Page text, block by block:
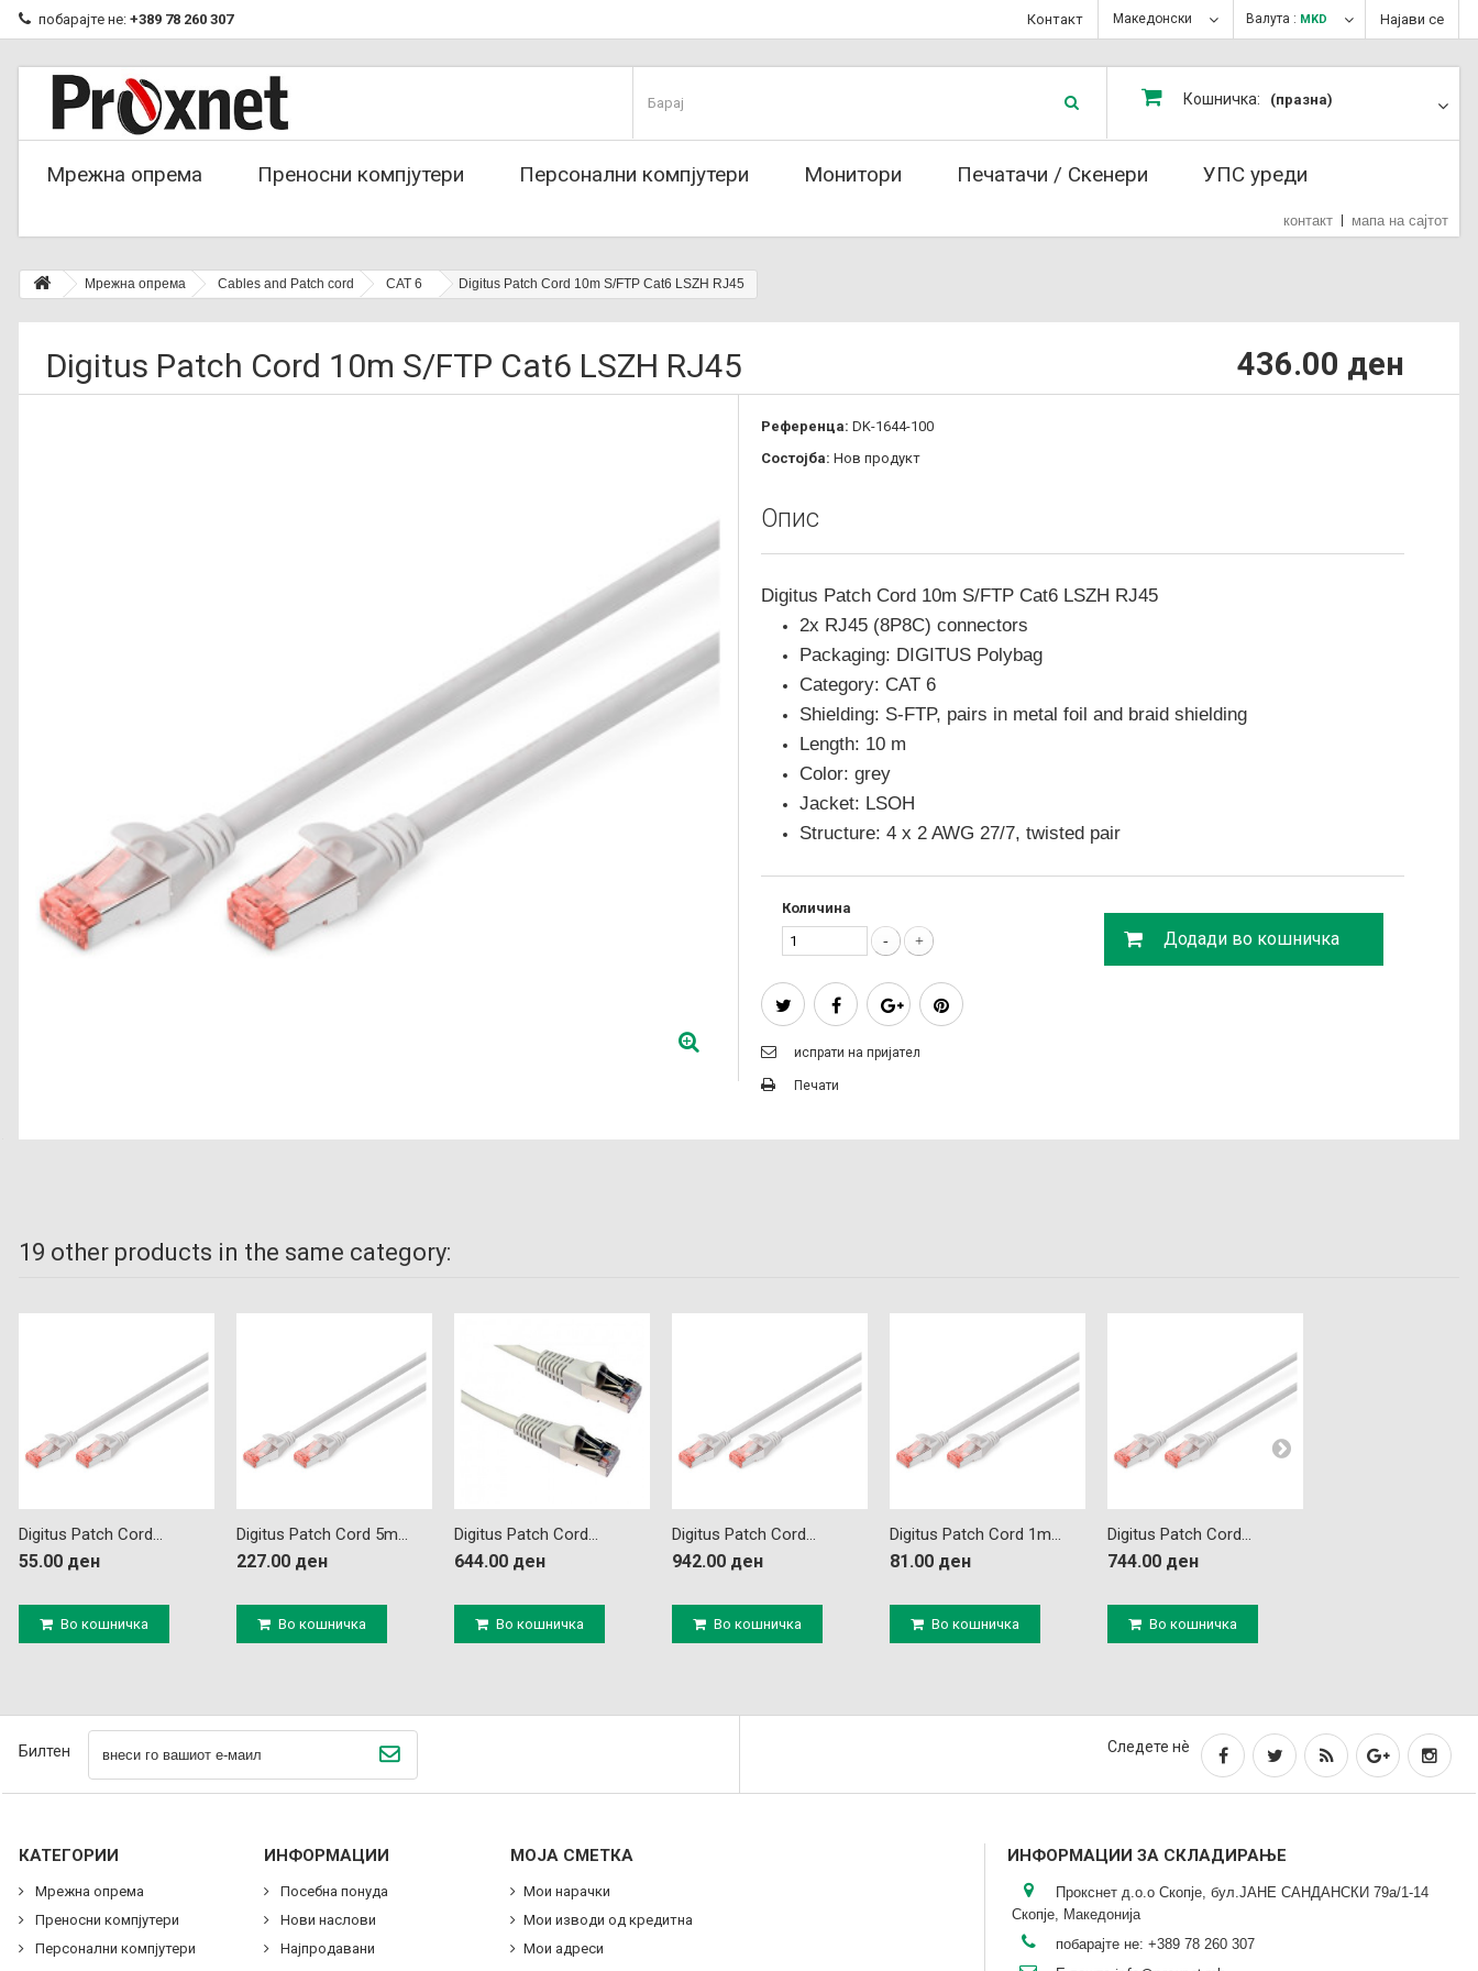
Најави се
Валута : MKD
Македонски
Контакт
побарајте не: +389 78 260 307
Кошничка: (празна)
Мрежна опрема Преносни компјутери Персонални компјутери Монитори Печатачи / Скенери УПС уреди
контакт мапа на сајтот
Мрежна опрема Cables and Patch cord CAT 6 Digitus Patch Cord 10m S/FTP Cat6 LSZH RJ45
Digitus Patch Cord 10m S/FTP Cat6 LSZH RJ45 436.00 ден
Референца: DK-1644-100
Состојба: Нов продукт
Опис
Digitus Patch Cord 10m S/FTP Cat6 LSZH RJ45
2x RJ45 (8P8C) connectors
Packaging: DIGITUS Polybag
Category: CAT 6
Shielding: S-FTP, pairs in metal foil and braid shielding
Length: 10 m
Color: grey
Jacket: LSOH
Structure: 4 x 2 AWG 27/7, twisted pair
Количина
Додади во кошничка
испрати на пријател
Печати
19 other products in the same category:
Digitus Patch Cord...
55.00 ден
Во кошничка
Digitus Patch Cord 5m...
227.00 ден
Во кошничка
Digitus Patch Cord...
644.00 ден
Во кошничка
Digitus Patch Cord...
942.00 ден
Во кошничка
Digitus Patch Cord 1m...
81.00 ден
Во кошничка
Digitus Patch Cord...
744.00 ден
Во кошничка
Билтен Следете нè
КАТЕГОРИИ
Мрежна опрема
Преносни компјутери
Персонални компјутери
ИНФОРМАЦИИ
Посебна понуда
Нови наслови
Најпродавани
МОЈА СМЕТКА
Мои нарачки
Мои изводи од кредитна
Мои адреси
ИНФОРМАЦИИ ЗА СКЛАДИРАЊЕ
Прокснет д.о.о Скопје, бул.ЈАНЕ САНДАНСКИ 79а/1-14
Скопје, Македонија
побарајте не:+389 78 260 307